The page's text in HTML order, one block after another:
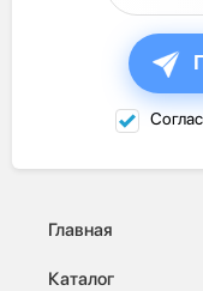
Главная
Каталог